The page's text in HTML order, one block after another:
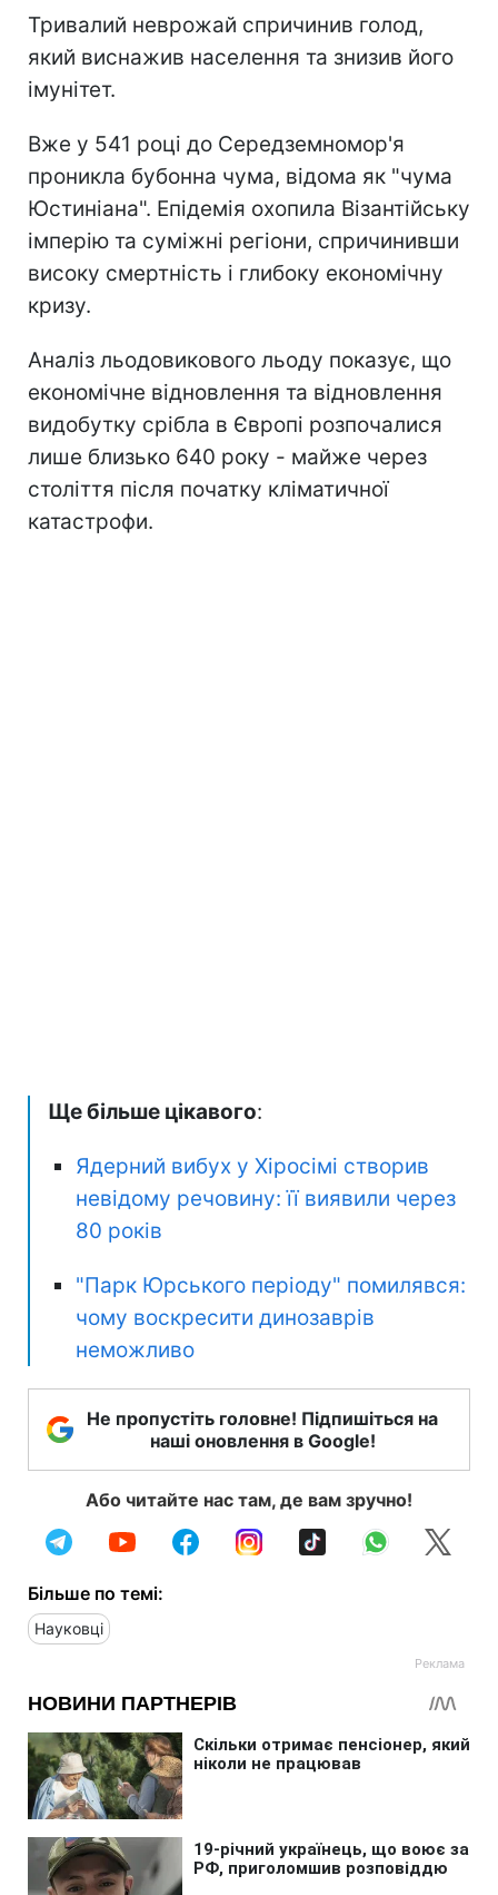
Тривалий неврожай спричинив голод,
який виснажив населення та знизив його
імунітет.
Вже у 541 році до Середземномор'я
проникла бубонна чума, відома як "чума
Юстиніана". Епідемія охопила Візантійську
імперію та суміжні регіони, спричинивши
високу смертність і глибоку економічну
кризу.
Аналіз льодовикового льоду показує, що
економічне відновлення та відновлення
видобутку срібла в Європі розпочалися
лише близько 640 року - майже через
століття після початку кліматичної
катастрофи.
Ще більше цікавого:
Ядерний вибух у Хіросімі створив
невідому речовину: її виявили через
80 років
"Парк Юрського періоду" помилявся:
чому воскресити динозаврів
неможливо
Не пропустіть головне! Підпишіться на
наші оновлення в Google!
Або читайте нас там, де вам зручно!
Більше по темі:
Науковці